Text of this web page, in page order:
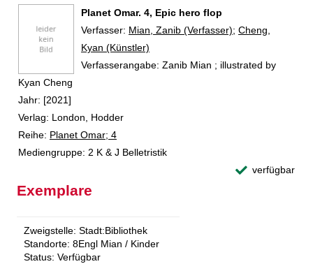
Planet Omar. 4, Epic hero flop
Verfasser: Suche nach diesem Verfasser
Mian, Zanib (Verfasser); Cheng,
Kyan (Künstler)
Verfasserangabe: Zanib Mian ; illustrated by
Kyan Cheng
Jahr: [2021]
Verlag: London, Hodder
Reihe: Planet Omar; 4
Mediengruppe: 2 K & J Belletristik
verfügbar
Exemplare
Zweigstelle: Stadt:Bibliothek
Standorte: 8Engl Mian / Kinder
Status: Verfügbar